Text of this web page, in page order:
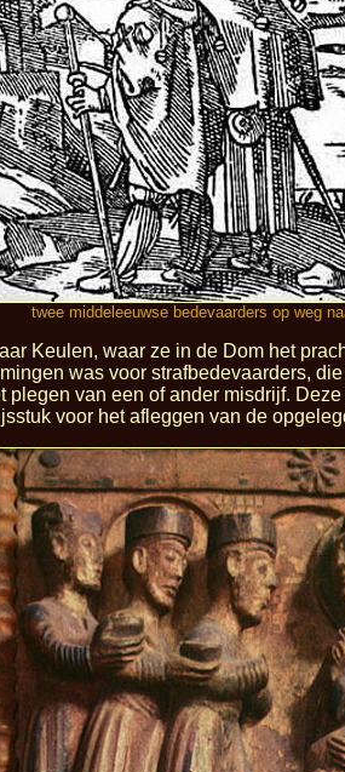
twee middeleeuwse bedevaarders op weg
Keulen, waar ze in de Dom het
was voor strafbedevaarders,
van een of ander misdrijf.
voor het afleggen van de